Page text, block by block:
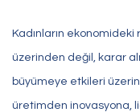
Kadınların ekonomideki
üzerinden değil, karar
büyümeye etkileri
üretimden inovasyona,